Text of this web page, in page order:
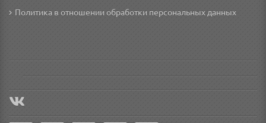
Политика в отношении обработки персональных данных